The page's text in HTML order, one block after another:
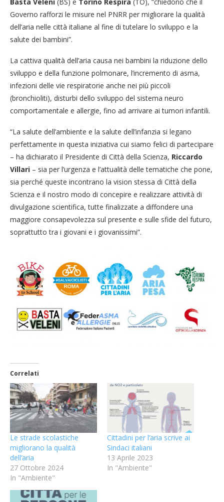
Basta Veleni (BS) e Torino Respira (TO), “chiedono che il
Governo rafforzi le misure nel PNRR per migliorare la qualità
dell’aria nelle città italiane al fine di tutelare lo sviluppo e la
salute dei bambini”.
La cattiva qualità dell’aria causa nei bambini la riduzione dello
sviluppo e della funzione polmonare, l’incremento di asma,
infezioni delle vie respiratorie anche nei più piccoli
(bronchioliti), disturbi dello sviluppo del sistema neuro
comportamentale e allergie, fino ad arrivare ai tumori infantili.
“La salute dell’ambiente e la salute dell’infanzia si legano
perfettamente in questa iniziativa cui siamo felici di partecipare
– ha dichiarato il Presidente di Città della Scienza, Riccardo
Villari – sia per l’urgenza e l’attualità delle tematiche che pone,
sia perché queste incontrano la vision stessa di Città della
Scienza e il nostro modo di concepire e realizzare attività di
divulgazione scientifica, tutte finalizzate a diffondere una
maggiore consapevolezza sul presente e sulle sfide del futuro,
soprattutto tra i giovani e i giovanissimi”.
Correlati
Le strade scolastiche
migliorano la qualità
dell’aria
27 Ottobre 2024
In "Ambiente"
Cittadini per l’aria scrive ai
Sindaci italiani
13 Aprile 2023
In "Ambiente"